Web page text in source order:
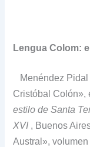
Lengua Colom:
Menéndez Pidal
Cristóbal Colón»,
estilo de Santa
XVI , Buenos
Austral», volumen